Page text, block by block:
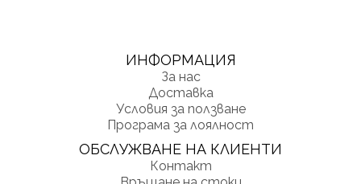
ИНФОРМАЦИЯ
За нас
Доставка
Условия за ползване
Програма за лоялност
ОБСЛУЖВАНЕ НА КЛИЕНТИ
Контакт